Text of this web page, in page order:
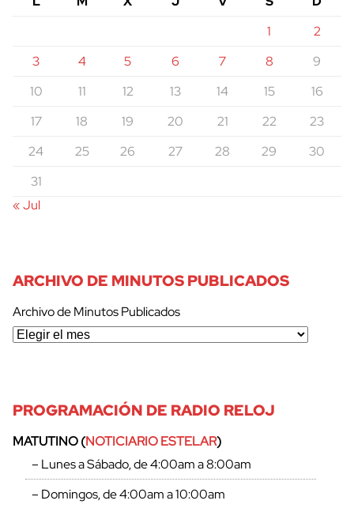
1
2
3
4 5 6 7 8
9
10
11 12 13 14 15
16
17
18 19 20 21 22
23
24
25 26 27 28 29
30
31
« Jul
ARCHIVO DE MINUTOS PUBLICADOS
Archivo de Minutos Publicados
PROGRAMACIÓN DE RADIO RELOJ
MATUTINO (NOTICIARIO ESTELAR)
– Lunes a Sábado, de 4:00am a 8:00am
– Domingos, de 4:00am a 10:00am